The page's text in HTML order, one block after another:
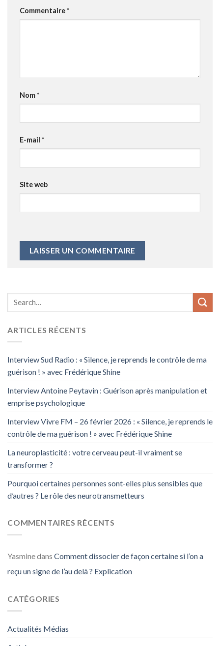
Commentaire*
Nom*
E-mail *
Site web
ARTICLES RÉCENTS
Interview Sud Radio : « Silence, je reprends le contrôle de ma
guérison ! » avec Frédérique Shine
Interview Antoine Peytavin : Guérison après manipulation et
emprise psychologique
Interview Vivre FM – 26 février 2026 : « Silence, je reprends le
contrôle de ma guérison ! » avec Frédérique Shine
La neuroplasticité : votre cerveau peut-il vraiment se
transformer ?
Pourquoi certaines personnes sont-elles plus sensibles que
d’autres ? Le rôle des neurotransmetteurs
COMMENTAIRES RÉCENTS
Yasminedans Comment dissocier de façon certaine si l’on a
reçu un signe de l’au delà ? Explication
CATÉGORIES
Actualités Médias